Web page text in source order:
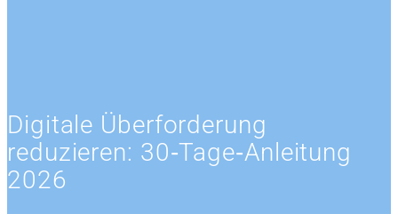
Digitale Überforderung
reduzieren: 30‑Tage‑Anleitung
2026